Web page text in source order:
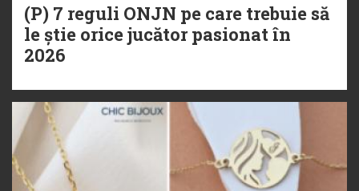
(P) 7 reguli ONJN pe care trebuie să
le știe orice jucător pasionat în
2026